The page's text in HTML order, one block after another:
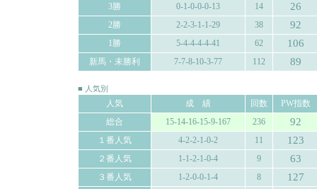
3勝 0-1-0-0-0-13 14 26
2勝 2-2-3-1-1-29 38 92
1勝 5-4-4-4-4-41 62 106
新馬・未勝利 7-7-8-10-3-77 112 89
■ 人気別
人気 成 績 回数
PW指数
総合
15-14-16-15-9-167 236 92
１番人気 4-2-2-1-0-2 11 123
２番人気 1-1-2-1-0-4 9 63
３番人気 1-2-0-0-1-4 8 127